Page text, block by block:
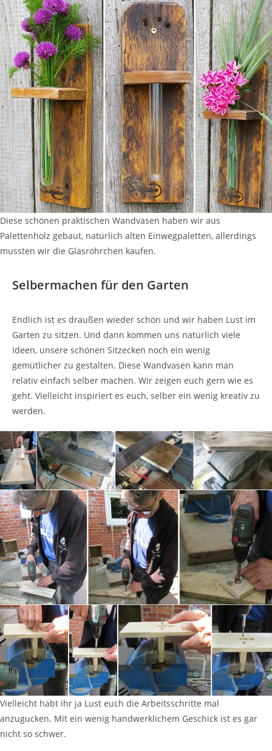
Diese schönen praktischen Wandvasen haben wir aus
Palettenholz gebaut, natürlich alten Einwegpaletten, allerdings
mussten wir die Glasröhrchen kaufen.
Selbermachen für den Garten
Endlich ist es draußen wieder schön und wir haben Lust im
Garten zu sitzen. Und dann kommen uns natürlich viele
Ideen, unsere schönen Sitzecken noch ein wenig
gemütlicher zu gestalten. Diese Wandvasen kann man
relativ einfach selber machen. Wir zeigen euch gern wie es
geht. Vielleicht inspiriert es euch, selber ein wenig kreativ zu
werden.
Vielleicht habt ihr ja Lust euch die Arbeitsschritte mal
anzugucken. Mit ein wenig handwerklichem Geschick ist es gar
nicht so schwer.